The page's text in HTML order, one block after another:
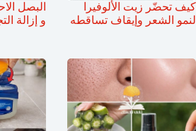
كيف تحضّر زيت الألوفيرا
لنمو الشعر وإيقاف تساقطه
البصل
و إزالة